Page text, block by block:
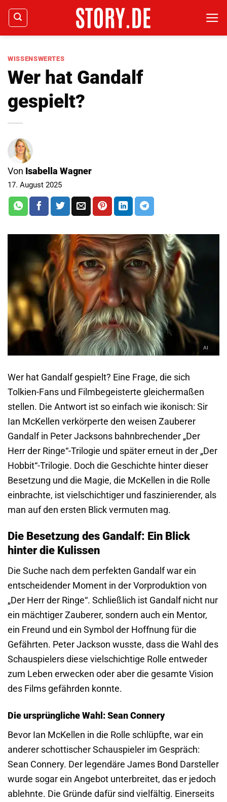
Zum
Inhalt
springen
WISSENSWERTES
Wer hat Gandalf
gespielt?
Von Isabella Wagner
17. August 2025
Wer hat Gandalf gespielt? Eine Frage, die sich
Tolkien-Fans und Filmbegeisterte gleichermaßen
stellen. Die Antwort ist so einfach wie ikonisch: Sir
Ian McKellen verkörperte den weisen Zauberer
Gandalf in Peter Jacksons bahnbrechender „Der
Herr der Ringe“-Trilogie und später erneut in der „Der
Hobbit“-Trilogie. Doch die Geschichte hinter dieser
Besetzung und die Magie, die McKellen in die Rolle
einbrachte, ist vielschichtiger und faszinierender, als
man auf den ersten Blick vermuten mag.
Die Besetzung des Gandalf: Ein Blick
hinter die Kulissen
Die Suche nach dem perfekten Gandalf war ein
entscheidender Moment in der Vorproduktion von
„Der Herr der Ringe“. Schließlich ist Gandalf nicht nur
ein mächtiger Zauberer, sondern auch ein Mentor,
ein Freund und ein Symbol der Hoffnung für die
Gefährten. Peter Jackson wusste, dass die Wahl des
Schauspielers diese vielschichtige Rolle entweder
zum Leben erwecken oder aber die gesamte Vision
des Films gefährden konnte.
Die ursprüngliche Wahl: Sean Connery
Bevor Ian McKellen in die Rolle schlüpfte, war ein
anderer schottischer Schauspieler im Gespräch:
Sean Connery. Der legendäre James Bond Darsteller
wurde sogar ein Angebot unterbreitet, das er jedoch
ablehnte. Die Gründe dafür sind vielfältig. Einerseits